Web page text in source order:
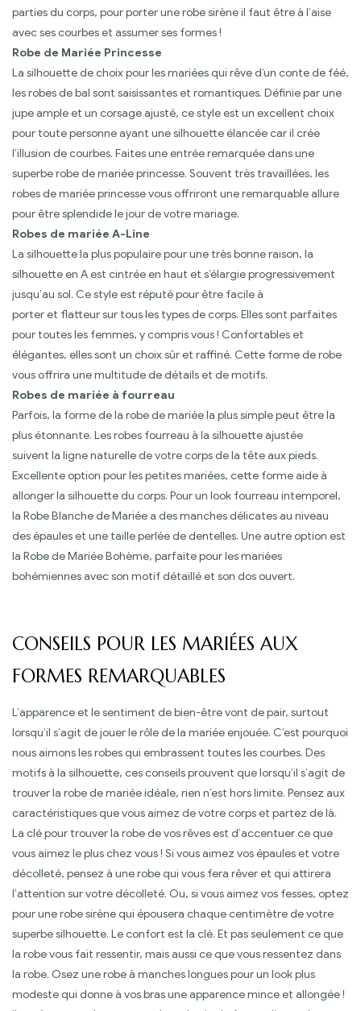
parties du corps, pour porter une robe sirène il faut être à l’aise
avec ses courbes et assumer ses formes !
Robe de Mariée Princesse
La silhouette de choix pour les mariées qui rêve d’un conte de féé,
les robes de bal sont saisissantes et romantiques. Définie par une
jupe ample et un corsage ajusté, ce style est un excellent choix
pour toute personne ayant une silhouette élancée car il crée
l’illusion de courbes. Faites une entrée remarquée dans une
superbe robe de mariée princesse. Souvent très travaillées, les
robes de mariée princesse vous offriront une remarquable allure
pour être splendide le jour de votre mariage.
Robes de mariée A-Line
La silhouette la plus populaire pour une très bonne raison, la
silhouette en A est cintrée en haut et s’élargie progressivement
jusqu’au sol. Ce style est réputé pour être facile à
porter et flatteur sur tous les types de corps. Elles sont parfaites
pour toutes les femmes, y compris vous ! Confortables et
élégantes, elles sont un choix sûr et raffiné. Cette forme de robe
vous offrira une multitude de détails et de motifs.
Robes de mariée à fourreau
Parfois, la forme de la robe de mariée la plus simple peut être la
plus étonnante. Les robes fourreau à la silhouette ajustée
suivent la ligne naturelle de votre corps de la tête aux pieds.
Excellente option pour les petites mariées, cette forme aide à
allonger la silhouette du corps. Pour un look fourreau intemporel,
la Robe Blanche de Mariée a des manches délicates au niveau
des épaules et une taille perlée de dentelles. Une autre option est
la Robe de Mariée Bohème, parfaite pour les mariées
bohémiennes avec son motif détaillé et son dos ouvert.
CONSEILS POUR LES MARIÉES AUX
FORMES REMARQUABLES
L’apparence et le sentiment de bien-être vont de pair, surtout
lorsqu’il s’agit de jouer le rôle de la mariée enjouée. C’est pourquoi
nous aimons les robes qui embrassent toutes les courbes. Des
motifs à la silhouette, ces conseils prouvent que lorsqu’il s’agit de
trouver la robe de mariée idéale, rien n’est hors limite. Pensez aux
caractéristiques que vous aimez de votre corps et partez de là.
La clé pour trouver la robe de vos rêves est d’accentuer ce que
vous aimez le plus chez vous ! Si vous aimez vos épaules et votre
décolleté, pensez à une robe qui vous fera rêver et qui attirera
l’attention sur votre décolleté. Ou, si vous aimez vos fesses, optez
pour une robe sirène qui épousera chaque centimètre de votre
superbe silhouette. Le confort est la clé. Et pas seulement ce que
la robe vous fait ressentir, mais aussi ce que vous ressentez dans
la robe. Osez une robe à manches longues pour un look plus
modeste qui donne à vos bras une apparence mince et allongée !